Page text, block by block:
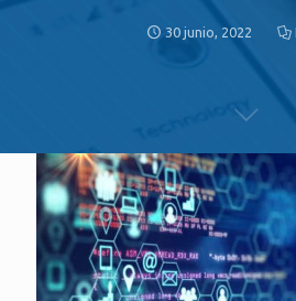
30 junio, 2022